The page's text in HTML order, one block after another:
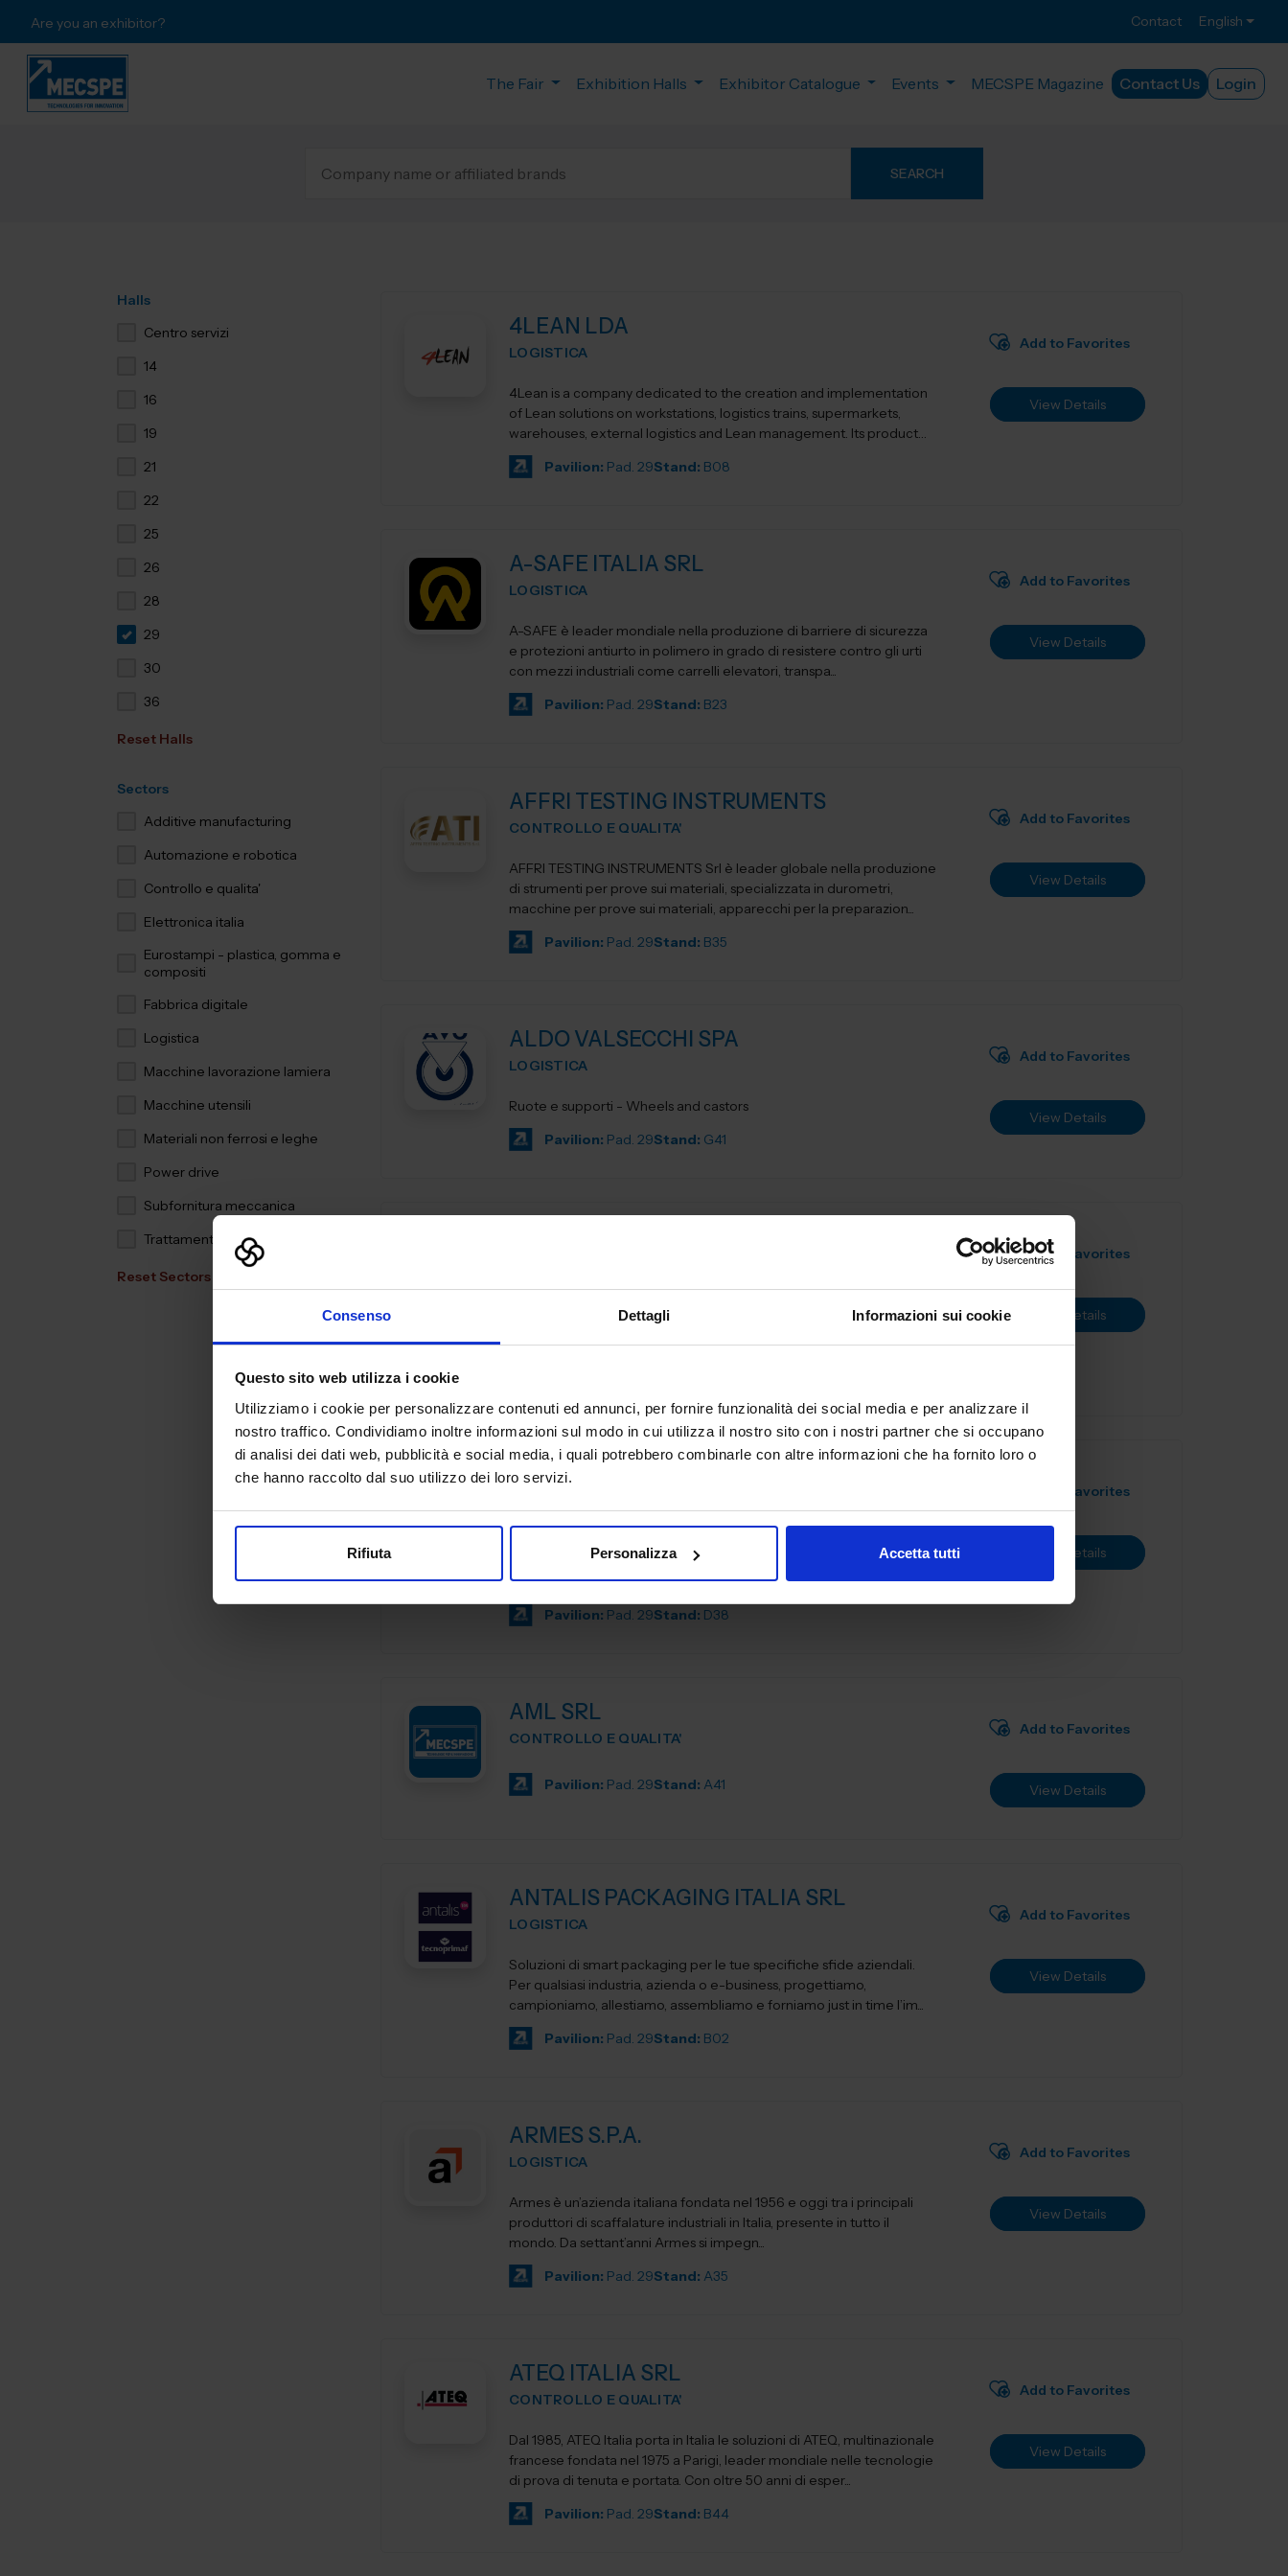
Consenso Dettagli Informazioni sui cookie
Questo sito web utilizza i cookie
Utilizziamo i cookie per personalizzare contenuti ed annunci, per fornire funzionalità dei social media e per analizzare il
nostro traffico. Condividiamo inoltre informazioni sul modo in cui utilizza il nostro sito con i nostri partner che si occupano
di analisi dei dati web, pubblicità e social media, i quali potrebbero combinarle con altre informazioni che ha fornito loro o
che hanno raccolto dal suo utilizzo dei loro servizi.
Rifiuta Personalizza Accetta tutti
Are you an exhibitor? Contact English
The Fair Exhibition Halls Exhibitor Catalogue Events MECSPE Magazine Contact Us Login
SEARCH
Halls
Centro servizi
14
16
19
21
22
25
26
28
29
30
36
Reset Halls
Sectors
Additive manufacturing
Automazione e robotica
Controllo e qualita'
Elettronica italia
Eurostampi - plastica, gomma e
compositi
Fabbrica digitale
Logistica
Macchine lavorazione lamiera
Macchine utensili
Materiali non ferrosi e leghe
Power drive
Subfornitura meccanica
Trattamenti e finiture
Reset Sectors
4LEAN LDA
LOGISTICA
4Lean is a company dedicated to the creation and implementation
of Lean solutions on workstations, logistics trains, supermarkets,
warehouses, external logistics and Lean management. Its product
ca...
Pavilion: Pad. 29Stand: B08
Add to Favorites
View Details
A-SAFE ITALIA SRL
LOGISTICA
A-SAFE è leader mondiale nella produzione di barriere di sicurezza
e protezioni antiurto in polimero in grado di resistere contro gli urti
con mezzi industriali come carrelli elevatori, transpa...
Pavilion: Pad. 29Stand: B23
Add to Favorites
View Details
AFFRI TESTING INSTRUMENTS
CONTROLLO E QUALITA'
AFFRI TESTING INSTRUMENTS Srl è leader globale nella produzione
di strumenti per prove sui materiali, specializzata in durometri,
macchine per prove sui materiali, apparecchi per la preparazion...
Pavilion: Pad. 29Stand: B35
Add to Favorites
View Details
ALDO VALSECCHI SPA
LOGISTICA
Ruote e supporti - Wheels and castors
Pavilion: Pad. 29Stand: G41
Add to Favorites
View Details
soluzioni Lean per la logistica di produzione e il material handling.
Con oltre 50 anni di esperienza nelle forniture industriali, o...
Add to Favorites
View Details
ALPA SRL -Primatek srl
misura e strumenti da banco, offre soluzioni dall’elevato livello
tecnologico e dall’utilizzo semplice e intuitivo....
Pavilion: Pad. 29Stand: D38
Add to Favorites
View Details
AML SRL
CONTROLLO E QUALITA'
Pavilion: Pad. 29Stand: A41
Add to Favorites
View Details
ANTALIS PACKAGING ITALIA SRL
LOGISTICA
Soluzioni di smart packaging per le tue specifiche sfide aziendali.
Per qualsiasi industria, azienda o e-business, progettiamo,
campioniamo, allestiamo, assembliamo e forniamo just in time l’im...
Pavilion: Pad. 29Stand: B02
Add to Favorites
View Details
ARMES S.P.A.
LOGISTICA
Armes è un’azienda italiana fondata nel 1956 e oggi tra i principali
produttori di scaffalature industriali in Italia, presente in tutto il
mondo. Da settant’anni Armes si impegn...
Pavilion: Pad. 29Stand: A35
Add to Favorites
View Details
ATEQ ITALIA SRL
CONTROLLO E QUALITA'
Dal 1985, ATEQ Italia porta in Italia le soluzioni di ATEQ, multinazionale
francese fondata nel 1975 a Parigi, leader mondiale nelle tecnologie
di prova di tenuta e portata. Con oltre 50 anni di esper...
Pavilion: Pad. 29Stand: B44
Add to Favorites
View Details